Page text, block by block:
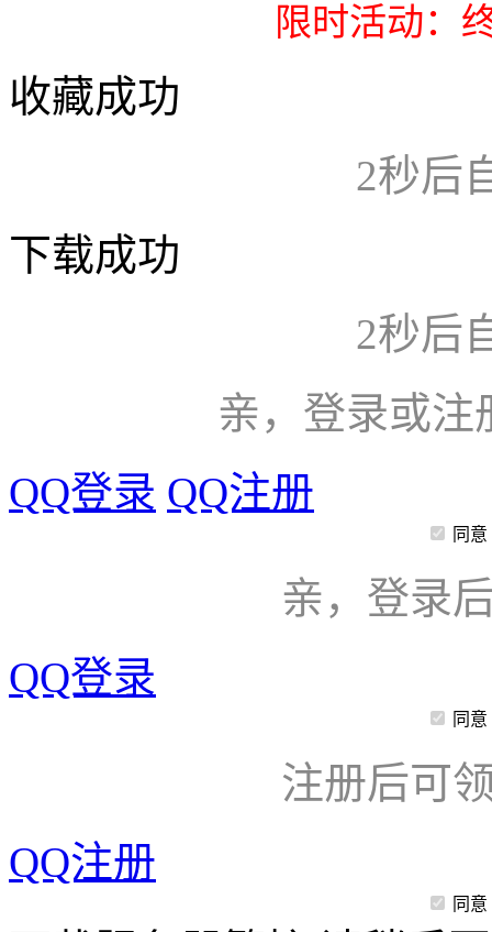
限时活动：
收藏成功
2秒后
下载成功
2秒后
亲，登录或注
QQ登录 QQ注册
同意
亲，登录
QQ登录
同意
注册后可
QQ注册
同意